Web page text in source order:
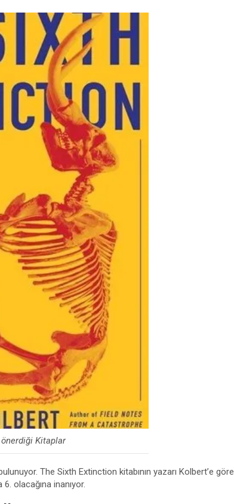
önerdiği Kitaplar
The Sixth Extinction kitabının yazarı Kolbert’e göre
olacağına inanıyor.